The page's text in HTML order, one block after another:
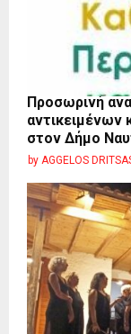
Προσωρινή
αντικειμένων
στον Δήμο
by AGGELOS